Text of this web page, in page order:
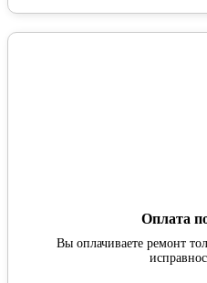
Оплата
Вы оплачиваете ремонт